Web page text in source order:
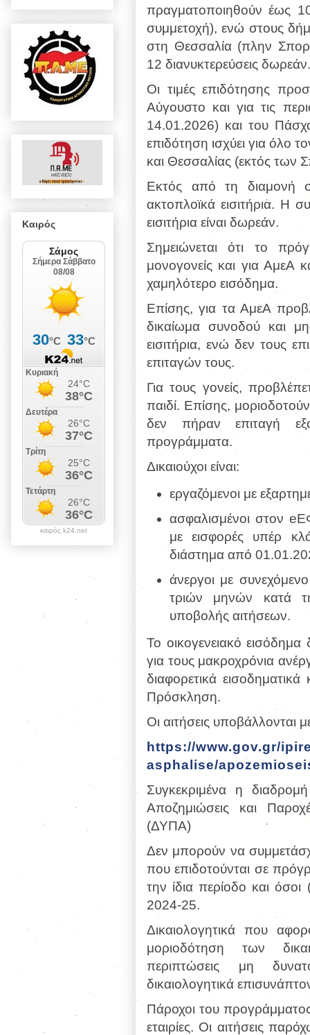
πραγματοποιηθούν έως 10
συμμετοχή), ενώ στους
στη Θεσσαλία (πλην
12 διανυκτερεύσεις δωρεάν.
Οι τιμές επιδότησης
Αύγουστο και για τις
14.01.2026) και του
επιδότηση ισχύει για όλο
και Θεσσαλίας (εκτός των
Εκτός από τη διαμονή
ακτοπλοϊκά εισιτήρια. Η
εισιτήρια είναι δωρεάν.
Σημειώνεται ότι το
μονογονείς και για ΑμεΑ
χαμηλότερο εισόδημα.
Επίσης, για τα ΑμεΑ
δικαίωμα συνοδού και
εισιτήρια, ενώ δεν τους
επιταγών τους.
Για τους γονείς,
παιδί. Επίσης,
δεν πήραν επιταγή
προγράμματα.
Δικαιούχοι είναι:
εργαζόμενοι με
ασφαλισμένοι στον
με εισφορές υπέρ
διάστημα από
άνεργοι με
τριών μηνών κατά
υποβολής αιτήσεων.
Το οικογενειακό
για τους μακροχρόνια
διαφορετικά
Πρόσκληση.
Οι αιτήσεις υποβάλλονται
https://www.gov.gr/
asphalise/
Συγκεκριμένα η
Αποζημιώσεις και
(ΔΥΠΑ)
Δεν μπορούν να
που επιδοτούνται σε
την ίδια περίοδο και
2024-25.
Δικαιολογητικά που
μοριοδότηση των
περιπτώσεις μη
δικαιολογητικά
Πάροχοι του προγράμματος
εταιρίες. Οι αιτήσεις
Καιρός
καιρός k24.net